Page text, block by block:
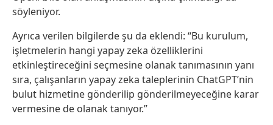
söyleniyor.
Ayrıca verilen bilgilerde şu da eklendi: “Bu kurulum,
işletmelerin hangi yapay zeka özelliklerini
etkinleştireceğini seçmesine olanak tanımasının yanı
sıra, çalışanların yapay zeka taleplerinin ChatGPT’nin
bulut hizmetine gönderilip gönderilmeyeceğine karar
vermesine de olanak tanıyor.”